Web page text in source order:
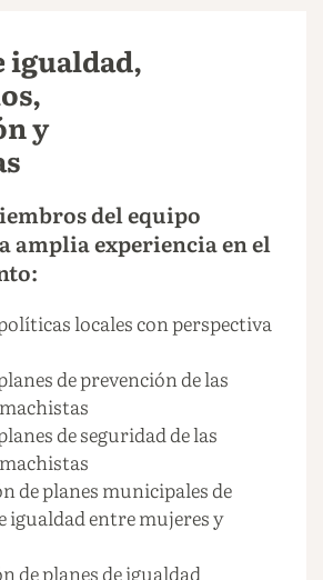
igualdad,
y
del equipo
amplia experiencia en el
locales con perspectiva
de prevención de las
de seguridad de las
de planes municipales de
igualdad entre mujeres y
de planes de igualdad